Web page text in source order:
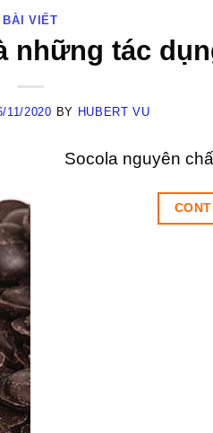
BÀI VIẾT
những tác
11/2020 BY HUBERT VU
Socola nguyên